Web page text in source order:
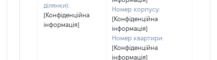
ділянки):
[Конфіденційна
інформація]
Номер корпусу:
[Конфіденційна
інформація]
Номер квартири:
[Конфіденційна
інформація]